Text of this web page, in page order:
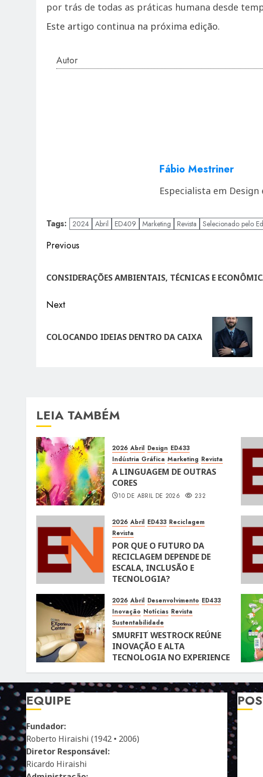
por trás de todas as práticas humana desde
Este artigo continua na próxima edição.
Autor
Fábio Mestriner
Especialista em
Tags: 2024 Abril ED409 Marketing Revista Selecionado pelo
Post
navigation
Previous
post:
CONSIDERAÇÕES AMBIENTAIS, TÉCNICAS E
Next
post:
COLOCANDO IDEIAS DENTRO DA CAIXA
LEIA TAMBÉM
2026 Abril Design ED433
Indústria Gráfica Marketing Revista
A LINGUAGEM DE OUTRAS
CORES
10 DE ABRIL DE 2026 232
2026 Abril ED433 Reciclagem
Revista
POR QUE O FUTURO DA
RECICLAGEM DEPENDE DE
ESCALA, INCLUSÃO E
TECNOLOGIA?
2026 Abril Desenvolvimento ED433
Inovação Notícias Revista
Sustentabilidade
SMURFIT WESTROCK REÚNE
INOVAÇÃO E ALTA
TECNOLOGIA NO EXPERIENCE
10 DE ABRIL DE 2026 119
EQUIPE
Fundador:
Roberto Hiraishi (1942 • 2006)
Diretor Responsável:
Ricardo Hiraishi
A